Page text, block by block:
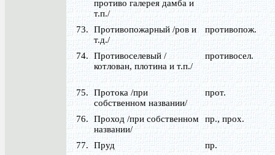
противо галерея дамба и
т.п./
73.
Противопожарный /ров и
т.д./
противопож.
74.
Противоселевый /
котлован, плотина и т.п./
противосел.
75.
Протока /при
собственном названии/
прот.
76.
Проход /при собственном
названии/
пр., прох.
77. Пруд
пр.